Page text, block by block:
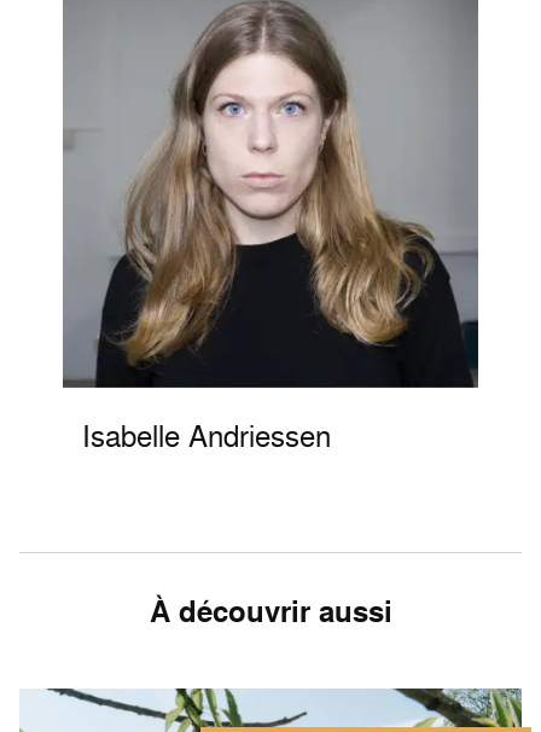
Isabelle Andriessen
À découvrir aussi